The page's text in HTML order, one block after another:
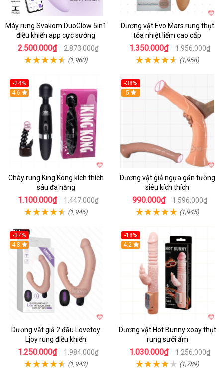
Máy rung Svakom DuoGlow 5in1
điều khiển app cực sướng
2.500.000₫ 2.873.000₫
(1,960)
Dương vật Evo Mars rung thụt
tỏa nhiệt liếm cao cấp
1.350.000₫ 1.956.000₫
(1,958)
-24%
4.6
Chày rung King Kong kích thích
sâu đa năng
1.100.000₫ 1.447.000₫
(1,946)
-38%
Hot
5
Dương vật giả ngựa gắn tường
siêu kích thích
990.000₫ 1.596.000₫
(1,945)
-37%
Hot
4.8
Dương vật giả 2 đầu Lovetoy
Ljoy rung điều khiển
1.250.000₫ 1.984.000₫
(1,943)
-18%
Hot
4.2
Dương vật Hot Bunny xoay thụt
rung sưởi ấm
1.030.000₫ 1.256.000₫
(1,789)